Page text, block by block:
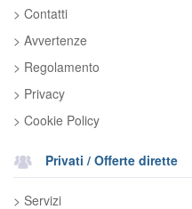
> Contatti
> Avvertenze
> Regolamento
> Privacy
> Cookie Policy
Privati / Offerte dirette
> Servizi